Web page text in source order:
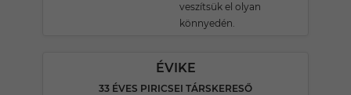
veszítsük el olyan
könnyedén.
ÉVIKE
33 ÉVES PIRICSEI TÁRSKERESŐ